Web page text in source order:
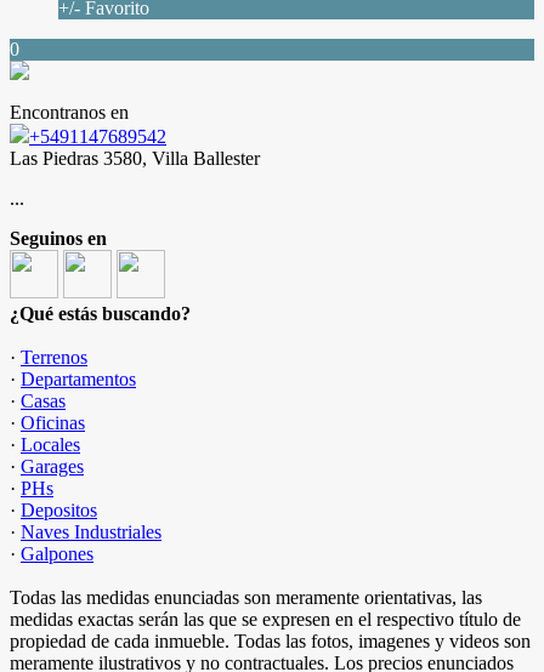
+/- Favorito
0
Encontranos en
+5491147689542
Las Piedras 3580, Villa Ballester
...
Seguinos en
¿Qué estás buscando?
· Terrenos
· Departamentos
· Casas
· Oficinas
· Locales
· Garages
· PHs
· Depositos
· Naves Industriales
· Galpones
Todas las medidas enunciadas son meramente orientativas, las
medidas exactas serán las que se expresen en el respectivo título de
propiedad de cada inmueble. Todas las fotos, imagenes y videos son
meramente ilustrativos y no contractuales. Los precios enunciados